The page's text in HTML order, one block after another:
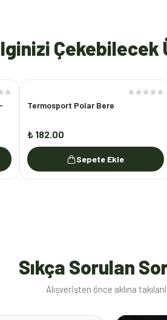
Çekebilecek
Termosport Polar Bere
₺ 182.00
Sepete Ekle
Sıkça Sorulan
Alışverişten önce aklına